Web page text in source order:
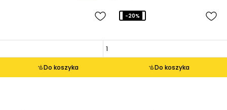
Do koszyka Do koszyka
-20%